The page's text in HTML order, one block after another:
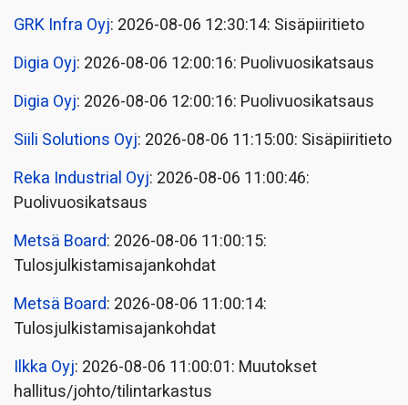
GRK Infra Oyj: 2026-08-06 12:30:14: Sisäpiiritieto
Digia Oyj: 2026-08-06 12:00:16: Puolivuosikatsaus
Digia Oyj: 2026-08-06 12:00:16: Puolivuosikatsaus
Siili Solutions Oyj: 2026-08-06 11:15:00: Sisäpiiritieto
Reka Industrial Oyj: 2026-08-06 11:00:46:
Puolivuosikatsaus
Metsä Board: 2026-08-06 11:00:15:
Tulosjulkistamisajankohdat
Metsä Board: 2026-08-06 11:00:14:
Tulosjulkistamisajankohdat
Ilkka Oyj: 2026-08-06 11:00:01: Muutokset
hallitus/johto/tilintarkastus